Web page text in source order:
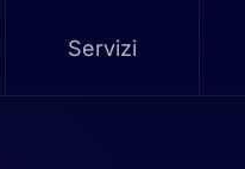
Servizi